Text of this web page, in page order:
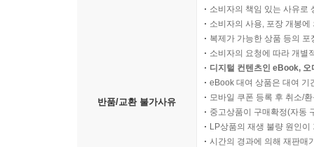
반품/교환 불가사유
소비자의 책임 있는 사유로
소비자의 사용, 포장 개봉
복제가 가능한 상품 등의
소비자의 요청에 따라 개별
디지털 컨텐츠인 eBook,
eBook 대여 상품은 대여 기
모바일 쿠폰 등록 후 취소/
중고상품이 구매확정(자동
LP상품의 재생 불량 원인
시간의 경과에 의해 재판매